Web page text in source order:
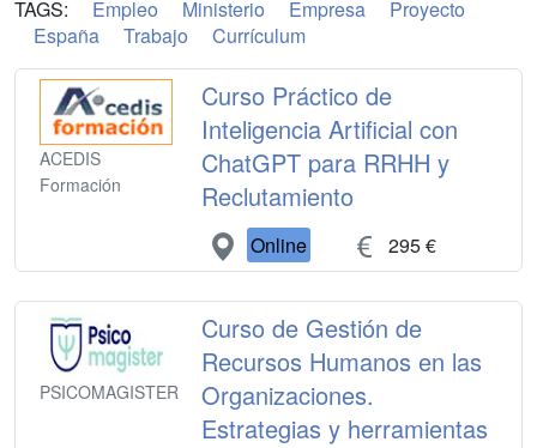
TAGS: Empleo Ministerio Empresa
Proyecto
España
Trabajo Currículum
ACEDIS
Formación
Curso Práctico de
Inteligencia Artificial con
ChatGPT para RRHH y
Reclutamiento
Online 295 €
PSICOMAGISTER
Curso de Gestión de
Recursos Humanos en las
Organizaciones.
Estrategias y herramientas